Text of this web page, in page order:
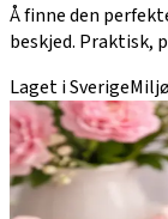
Å finne den
beskjed. Praktisk,
Laget i Sverige